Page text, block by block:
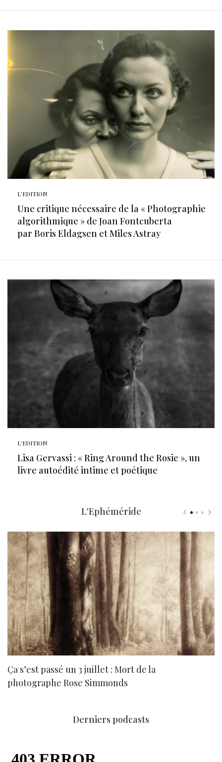
L'EDITION
Une critique nécessaire de la « Photographie
algorithmique » de Joan Fontcuberta
par Boris Eldagsen et Miles Astray
L'EDITION
Lisa Gervassi : « Ring Around the Rosie », un
livre autoédité intime et poétique
L'Ephéméride
Ça s’est passé un 3 juillet : Mort de la
photographe Rose Simmonds
Derniers podcasts